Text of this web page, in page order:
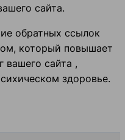
сайта.
обратных ссылок
который повышает
вашего сайта ,
здоровье.